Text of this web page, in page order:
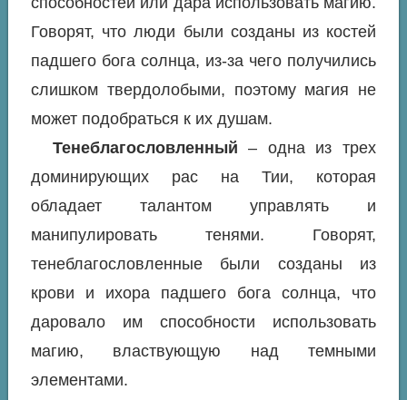
Говорят, что люди были созданы из костей
падшего бога солнца, из-за чего получились
слишком твердолобыми, поэтому магия не
может подобраться к их душам.
Тенеблагословленный – одна из трех
доминирующих рас на Тии, которая
обладает талантом управлять и
манипулировать тенями. Говорят,
тенеблагословленные были созданы из
крови и ихора падшего бога солнца, что
даровало им способности использовать
магию, властвующую над темными
элементами.